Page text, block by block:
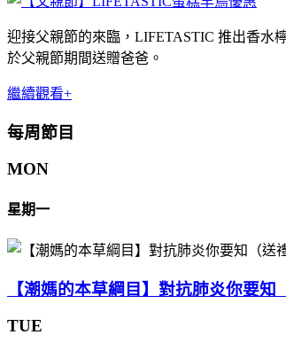
迎接⽗親節的來臨，LIFETASTIC 推出⾹⽔
於⽗親節期間送贈爸爸。
繼續觀看+
每周節目
MON
星期一
【潮媽的本草綱目】對抗肺炎你要知
TUE